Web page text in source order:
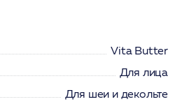
Vita Butter
Для лица
Для шеи и декольте